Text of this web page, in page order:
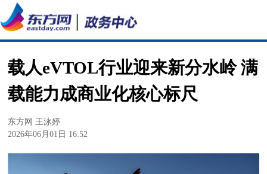
载人eVTOL行业迎来新分水岭 满
载能力成商业化核心标尺
东方网 王泳婷
2026年06月01日 16:52